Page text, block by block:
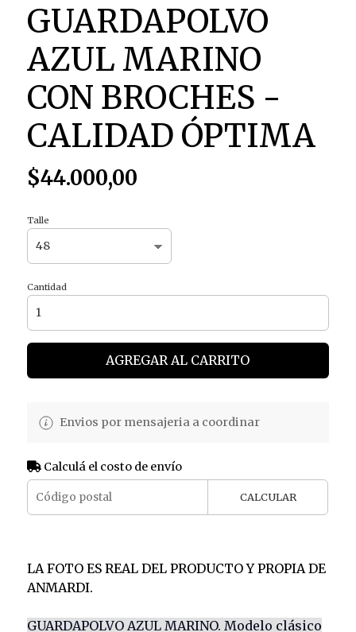
GUARDAPOLVO
AZUL MARINO
CON BROCHES -
CALIDAD ÓPTIMA
$44.000,00
Talle
Cantidad
AGREGAR AL CARRITO
Envios por mensajeria a coordinar
Calculá el costo de envío
CALCULAR
LA FOTO ES REAL DEL PRODUCTO Y PROPIA DE
ANMARDI.
GUARDAPOLVO AZUL MARINO. Modelo clásico